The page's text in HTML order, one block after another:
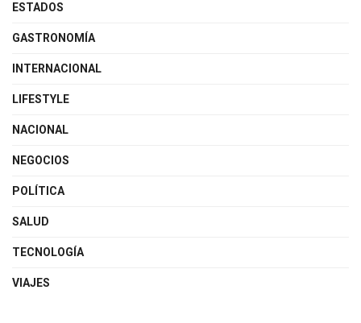
ESTADOS
GASTRONOMÍA
INTERNACIONAL
LIFESTYLE
NACIONAL
NEGOCIOS
POLÍTICA
SALUD
TECNOLOGÍA
VIAJES